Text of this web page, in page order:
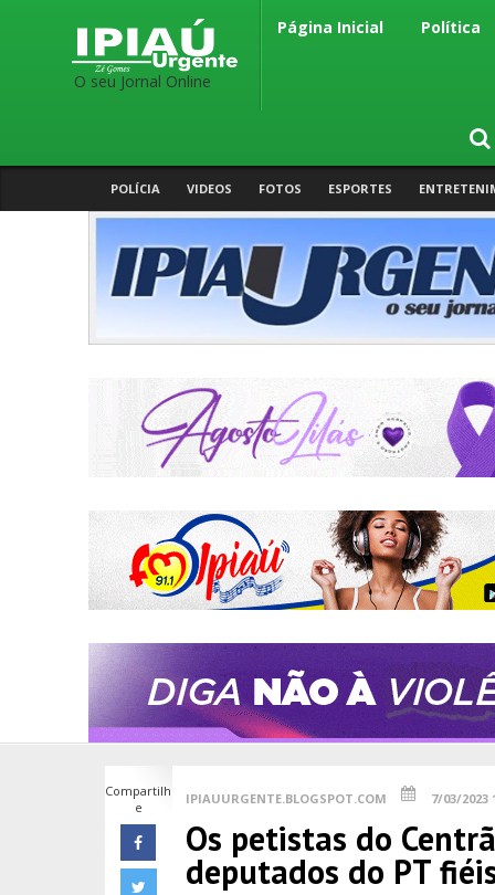
O seu Jornal Online
Página Inicial Política
POLÍCIA VIDEOS FOTOS ESPORTES
Compartilh
e
IPIAUURGENTE.BLOGSPOT.COM 7/03/2023
Os petistas do
deputados do PT